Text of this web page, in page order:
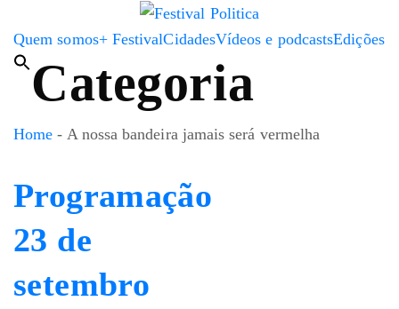
Quem somos+ FestivalCidadesVídeos e podcastsEdições
Categoria
Home - A nossa bandeira jamais será vermelha
Programação
23 de
setembro